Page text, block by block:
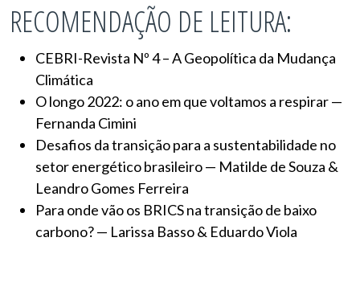
RECOMENDAÇÃO DE LEITURA:
CEBRI-Revista Nº 4 – A Geopolítica da Mudança
Climática
O longo 2022: o ano em que voltamos a respirar —
Fernanda Cimini
Desafios da transição para a sustentabilidade no
setor energético brasileiro — Matilde de Souza &
Leandro Gomes Ferreira
Para onde vão os BRICS na transição de baixo
carbono? — Larissa Basso & Eduardo Viola